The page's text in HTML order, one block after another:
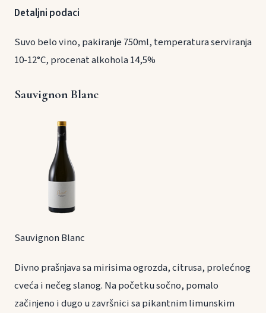
Detaljni podaci
Suvo belo vino, pakiranje 750ml, temperatura serviranja
10-12°C, procenat alkohola 14,5%
Sauvignon Blanc
Sauvignon Blanc
Divno prašnjava sa mirisima ogrozda, citrusa, prolećnog
cveća i nečeg slanog. Na početku sočno, pomalo
začinjeno i dugo u završnici sa pikantnim limunskim